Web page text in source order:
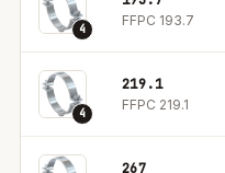
4
FFPC 193.7
4
219.1
FFPC 219.1
267